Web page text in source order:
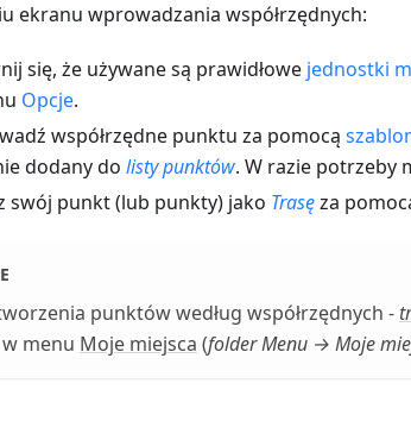
ekranu wprowadzania współrzędnych:
się, że używane są prawidłowe jednostki
Opcje.
współrzędne punktu za pomocą
dodany do listy punktów. W razie potrzeby
swój punkt (lub punkty) jako Trasęza
punktów według współrzędnych -
menu Moje miejsca (folderMenu → Moje